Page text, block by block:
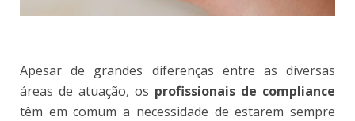
Apesar de grandes diferenças entre as diversas
áreas de atuação, os profissionais de compliance
têm em comum a necessidade de estarem sempre